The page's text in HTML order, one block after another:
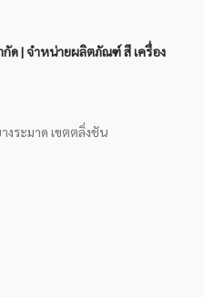
ด | จำหน่ายผลิตภัณฑ์ สี เครื่อง
ระมาด เขตตลิ่งชัน